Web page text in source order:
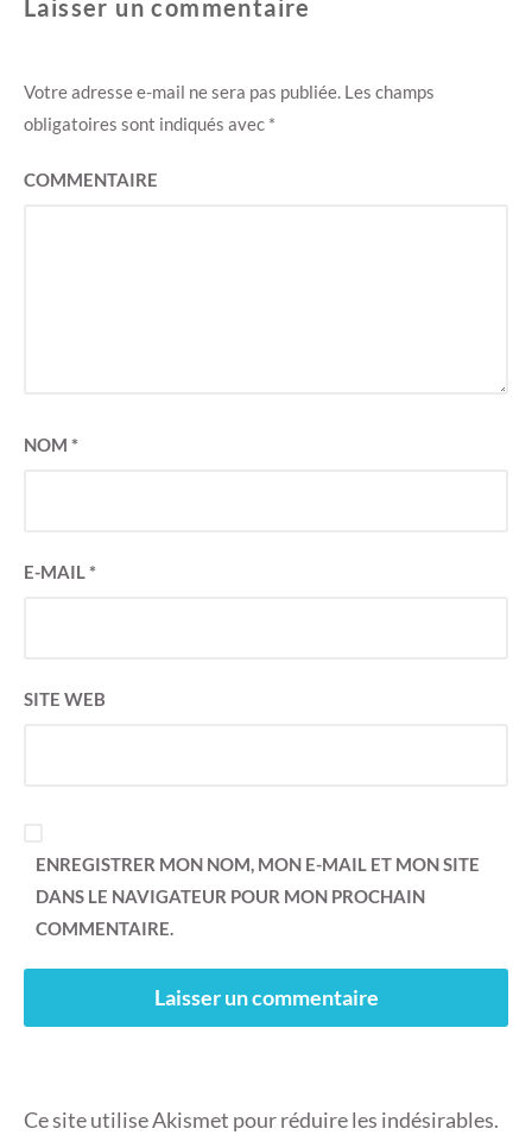
Laisser un commentaire
Votre adresse e-mail ne sera pas publiée. Les champs
obligatoires sont indiqués avec *
COMMENTAIRE
NOM *
E-MAIL*
SITE WEB
ENREGISTRER MON NOM, MON E-MAIL ET MON SITE
DANS LE NAVIGATEUR POUR MON PROCHAIN
COMMENTAIRE.
Ce site utilise Akismet pour réduire les indésirables.